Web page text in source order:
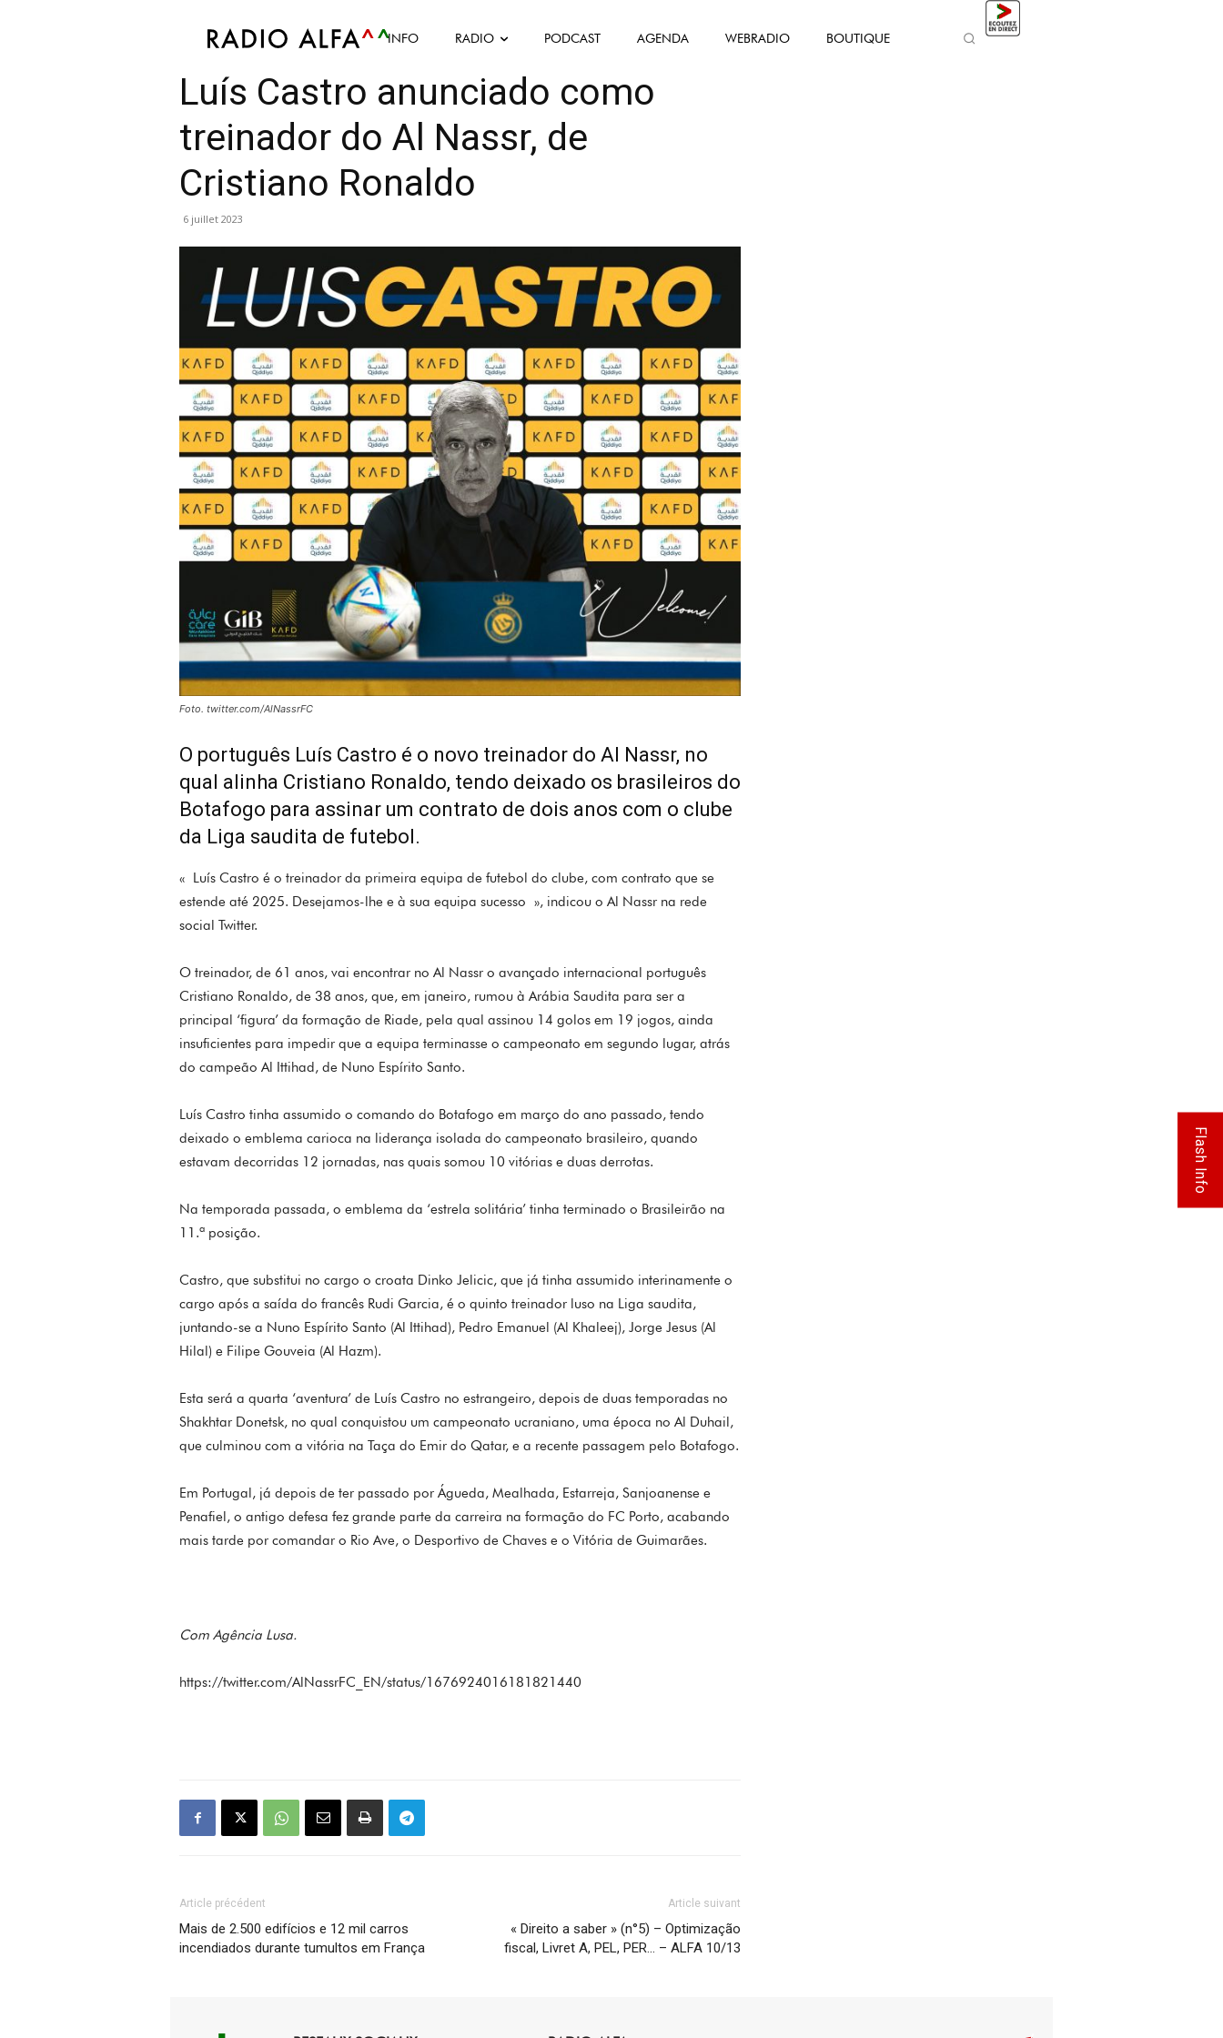
INFO RADIO PODCAST AGENDA WEBRADIO BOUTIQUE
Atualidade Desportiva Futebol
Luís Castro anunciado como
treinador do Al Nassr, de
Cristiano Ronaldo
6 juillet 2023
Foto. twitter.com/AlNassrFC
O português Luís Castro é o novo treinador do Al Nassr, no
qual alinha Cristiano Ronaldo, tendo deixado os brasileiros do
Botafogo para assinar um contrato de dois anos com o clube
da Liga saudita de futebol.
« Luís Castro é o treinador da primeira equipa de futebol do clube, com contrato que se
estende até 2025. Desejamos-lhe e à sua equipa sucesso », indicou o Al Nassr na rede
social Twitter.
O treinador, de 61 anos, vai encontrar no Al Nassr o avançado internacional português
Cristiano Ronaldo, de 38 anos, que, em janeiro, rumou à Arábia Saudita para ser a
principal ‘figura’ da formação de Riade, pela qual assinou 14 golos em 19 jogos, ainda
insuficientes para impedir que a equipa terminasse o campeonato em segundo lugar, atrás
do campeão Al Ittihad, de Nuno Espírito Santo.
Luís Castro tinha assumido o comando do Botafogo em março do ano passado, tendo
deixado o emblema carioca na liderança isolada do campeonato brasileiro, quando
estavam decorridas 12 jornadas, nas quais somou 10 vitórias e duas derrotas.
Na temporada passada, o emblema da ‘estrela solitária’ tinha terminado o Brasileirão na
11.ª posição.
Castro, que substitui no cargo o croata Dinko Jelicic, que já tinha assumido interinamente o
cargo após a saída do francês Rudi Garcia, é o quinto treinador luso na Liga saudita,
juntando-se a Nuno Espírito Santo (Al Ittihad), Pedro Emanuel (Al Khaleej), Jorge Jesus (Al
Hilal) e Filipe Gouveia (Al Hazm).
Esta será a quarta ‘aventura’ de Luís Castro no estrangeiro, depois de duas temporadas no
Shakhtar Donetsk, no qual conquistou um campeonato ucraniano, uma época no Al Duhail,
que culminou com a vitória na Taça do Emir do Qatar, e a recente passagem pelo Botafogo.
Em Portugal, já depois de ter passado por Águeda, Mealhada, Estarreja, Sanjoanense e
Penafiel, o antigo defesa fez grande parte da carreira na formação do FC Porto, acabando
mais tarde por comandar o Rio Ave, o Desportivo de Chaves e o Vitória de Guimarães.
Com Agência Lusa.
https://twitter.com/AlNassrFC_EN/status/1676924016181821440
Article précédent
Mais de 2.500 edifícios e 12 mil carros
incendiados durante tumultos em França
Article suivant
« Direito a saber » (n°5) – Optimização
fiscal, Livret A, PEL, PER… – ALFA 10/13
Flash Info